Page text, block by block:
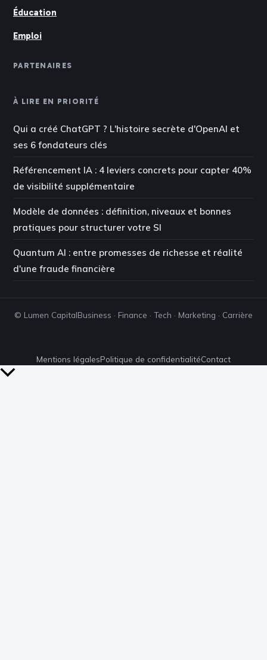
Éducation
Emploi
PARTENAIRES
À LIRE EN PRIORITÉ
Qui a créé ChatGPT ? L'histoire secrète d'OpenAI et
ses 6 fondateurs clés
Référencement IA : 4 leviers concrets pour capter 40%
de visibilité supplémentaire
Modèle de données : définition, niveaux et bonnes
pratiques pour structurer votre SI
Quantum AI : entre promesses de richesse et réalité
d'une fraude financière
© Lumen CapitalBusiness · Finance · Tech · Marketing · Carrière
Mentions légalesPolitique de confidentialitéContact